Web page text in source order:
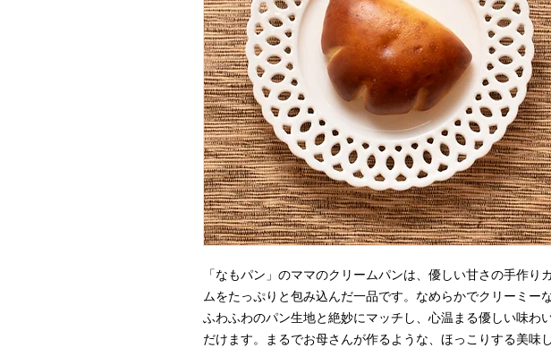
「なもパン」のママのクリームパンは、優しい甘さの手作り
ムをたっぷりと包み込んだ一品です。なめらかでクリーミー
ふわふわのパン生地と絶妙にマッチし、心温まる優しい味わ
だけます。まるでお母さんが作るような、ほっこりする美味